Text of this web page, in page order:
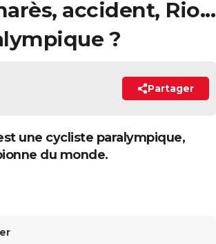
accident, Rio...
?
Partager
une cycliste paralympique,
du monde.